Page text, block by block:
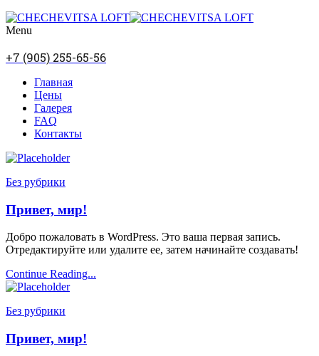
Menu
+7 (905) 255-65-56
Главная
Цены
Галерея
FAQ
Контакты
Без рубрики
Привет, мир!
Добро пожаловать в WordPress. Это ваша первая запись.
Отредактируйте или удалите ее, затем начинайте создавать!
Continue Reading...
Без рубрики
Привет, мир!